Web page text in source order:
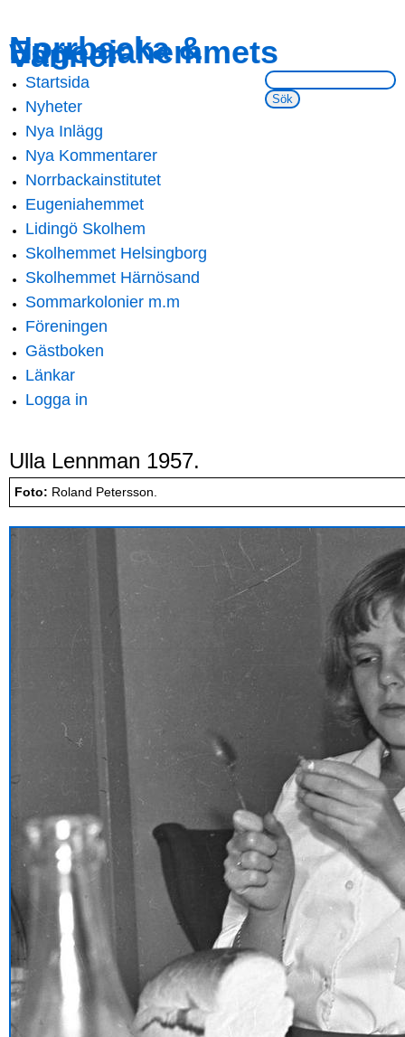
main
content
navigation
Norrbacka &
Eugeniahemmets
Vänner
Sök på webbsidan:
Main menu
Startsida
Nyheter
Nya Inlägg
Nya Kommentarer
Norrbackainstitutet
Eugeniahemmet
Lidingö Skolhem
Skolhemmet Helsingborg
Skolhemmet Härnösand
Sommarkolonier m.m
Föreningen
Gästboken
Länkar
Logga in
Ulla Lennman 1957.
Foto: Roland Petersson.